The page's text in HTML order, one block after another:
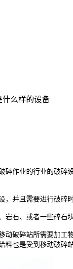
什么样的设备
作业的行业的破
并且需要进行破碎
石、或者一些碎石块
破碎站所需要加
也是受到移动破碎